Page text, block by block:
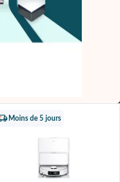
Moins de 5 jours